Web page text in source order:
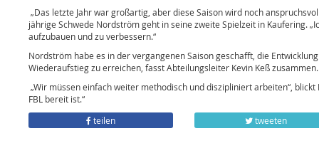
„Das letzte Jahr war großartig, aber diese Saison wird noch
jährige Schwede Nordström geht in seine zweite Spielzeit in Kaufering.
aufzubauen und zu verbessern.“
Nordström habe es in der vergangenen Saison geschafft, die
Wiederaufstieg zu erreichen, fasst Abteilungsleiter Kevin Keß
„Wir müssen einfach weiter methodisch und diszipliniert arbeiten“,
FBL bereit ist.“
teilen
tweeten